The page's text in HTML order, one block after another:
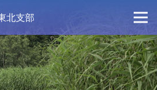
北支部